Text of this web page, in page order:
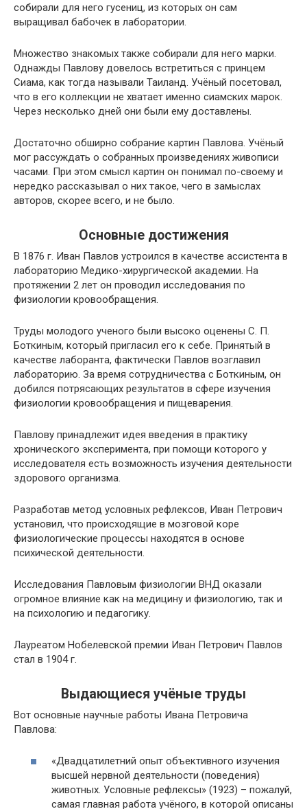
собирали для него гусениц, из которых он сам
выращивал бабочек в лаборатории.
Множество знакомых также собирали для него марки.
Однажды Павлову довелось встретиться с принцем
Сиама, как тогда называли Таиланд. Учёный посетовал,
что в его коллекции не хватает именно сиамских марок.
Через несколько дней они были ему доставлены.
Достаточно обширно собрание картин Павлова. Учёный
мог рассуждать о собранных произведениях живописи
часами. При этом смысл картин он понимал по-своему и
нередко рассказывал о них такое, чего в замыслах
авторов, скорее всего, и не было.
Основные достижения
В 1876 г. Иван Павлов устроился в качестве ассистента в
лабораторию Медико-хирургической академии. На
протяжении 2 лет он проводил исследования по
физиологии кровообращения.
Труды молодого ученого были высоко оценены С. П.
Боткиным, который пригласил его к себе. Принятый в
качестве лаборанта, фактически Павлов возглавил
лабораторию. За время сотрудничества с Боткиным, он
добился потрясающих результатов в сфере изучения
физиологии кровообращения и пищеварения.
Павлову принадлежит идея введения в практику
хронического эксперимента, при помощи которого у
исследователя есть возможность изучения деятельности
здорового организма.
Разработав метод условных рефлексов, Иван Петрович
установил, что происходящие в мозговой коре
физиологические процессы находятся в основе
психической деятельности.
Исследования Павловым физиологии ВНД оказали
огромное влияние как на медицину и физиологию, так и
на психологию и педагогику.
Лауреатом Нобелевской премии Иван Петрович Павлов
стал в 1904 г.
Выдающиеся учёные труды
Вот основные научные работы Ивана Петровича
Павлова:
«Двадцатилетний опыт объективного изучения
высшей нервной деятельности (поведения)
животных. Условные рефлексы» (1923) – пожалуй,
самая главная работа учёного, в которой описаны